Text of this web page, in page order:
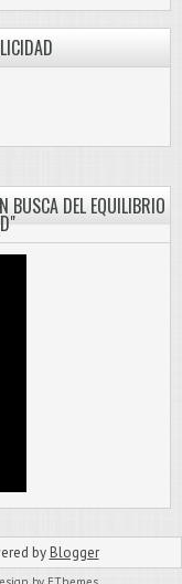
BUSCA DEL EQUILIBRIO
by Blogger